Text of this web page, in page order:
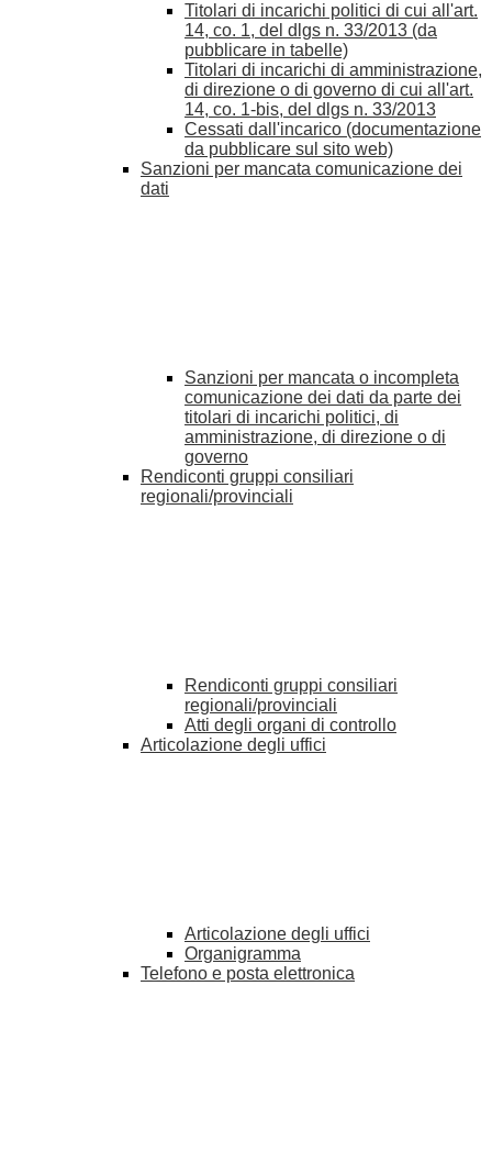
Titolari di incarichi politici di cui all'art.
14, co. 1, del dlgs n. 33/2013 (da
pubblicare in tabelle)
Titolari di incarichi di amministrazione,
di direzione o di governo di cui all'art.
14, co. 1-bis, del dlgs n. 33/2013
Cessati dall'incarico (documentazione
da pubblicare sul sito web)
Sanzioni per mancata comunicazione dei
dati
Sanzioni per mancata o incompleta
comunicazione dei dati da parte dei
titolari di incarichi politici, di
amministrazione, di direzione o di
governo
Rendiconti gruppi consiliari
regionali/provinciali
Rendiconti gruppi consiliari
regionali/provinciali
Atti degli organi di controllo
Articolazione degli uffici
Articolazione degli uffici
Organigramma
Telefono e posta elettronica